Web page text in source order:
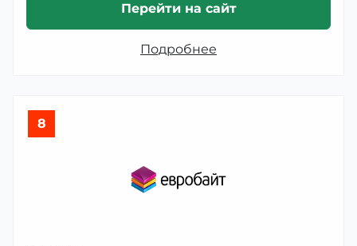
Перейти на сайт
Подробнее
8